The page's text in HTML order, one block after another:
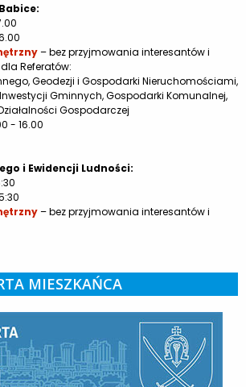
– bez przyjmowania interesantów i
Referatów:
Geodezji i Gospodarki Nieruchomościami,
Gminnych, Gospodarki Komunalnej,
Gospodarczej
- 16.00
i Ewidencji Ludności:
– bez przyjmowania interesantów i
MIESZKAŃCA